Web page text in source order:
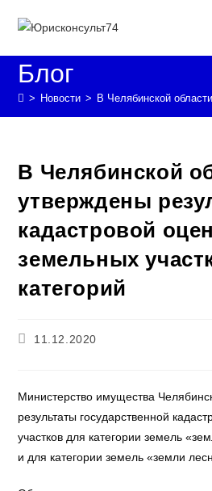
Блог
> Новости > В Челябинской
В Челябинской
утверждены
кадастровой
земельных
категорий
Запись
11.12.2020
Министерство имущества
результаты государственной
участков для категории земель
и для категории земель «земли